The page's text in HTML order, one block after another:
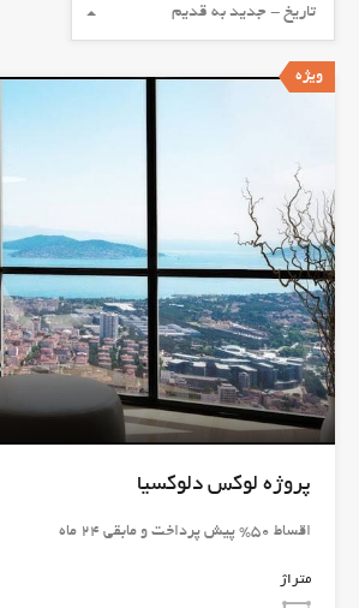
تاریخ - جدید به قدیم
ویژه
پروژه لوکس دلوکسیا
اقساط 50% پیش پرداخت و مابقی 24 ماه
متراژ